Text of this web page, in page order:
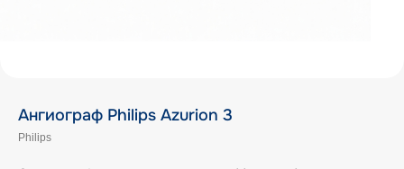
Ангиограф Philips Azurion 3
Philips